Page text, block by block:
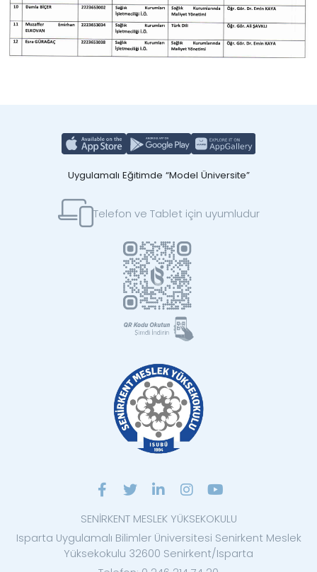
Uygulamalı Eğitimde “Model Üniversite”
Telefon ve Tablet için uyumludur
SENİRKENT MESLEK YÜKSEKOKULU
Isparta Uygulamalı Bilimler Üniversitesi Senirkent Meslek
Yüksekokulu 32600 Senirkent/Isparta